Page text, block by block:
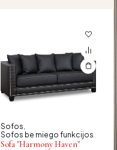
Sofos
Sofos be miego funkcijos
Sofa "Harmony Haven"